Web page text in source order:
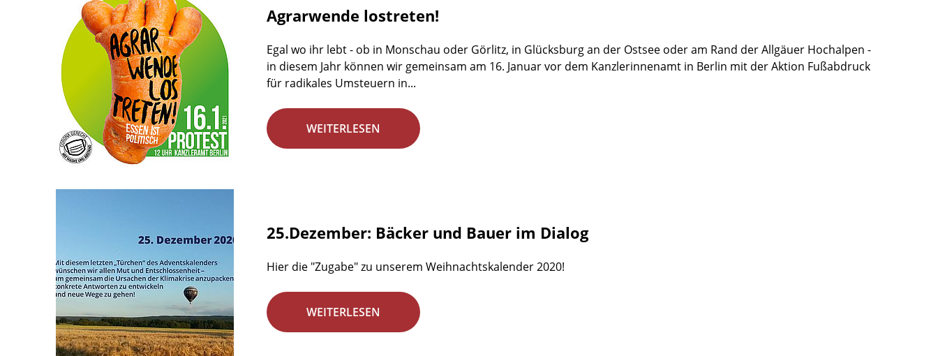
Agrarwende lostreten!
Egal wo ihr lebt - ob in Monschau oder Görlitz, in Glücksburg an der Ostsee oder am Rand der Allgäuer Hochalpen -
in diesem Jahr können wir gemeinsam am 16. Januar vor dem Kanzlerinnenamt in Berlin mit der Aktion Fußabdruck
für radikales Umsteuern in...
WEITERLESEN
25.Dezember: Bäcker und Bauer im Dialog
Hier die "Zugabe" zu unserem Weihnachtskalender 2020!
WEITERLESEN